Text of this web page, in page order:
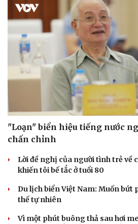
"Loạn" biển hiệu tiếng nước
chấn chỉnh
Lời đề nghị của người tình trẻ về
khiến tôi bế tắc ở tuổi 80
Du lịch biển Việt Nam: Muốn bứt
thế tự nhiên
Vì một phút buông thả sau hơi